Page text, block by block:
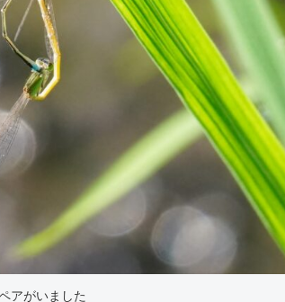
アがいました